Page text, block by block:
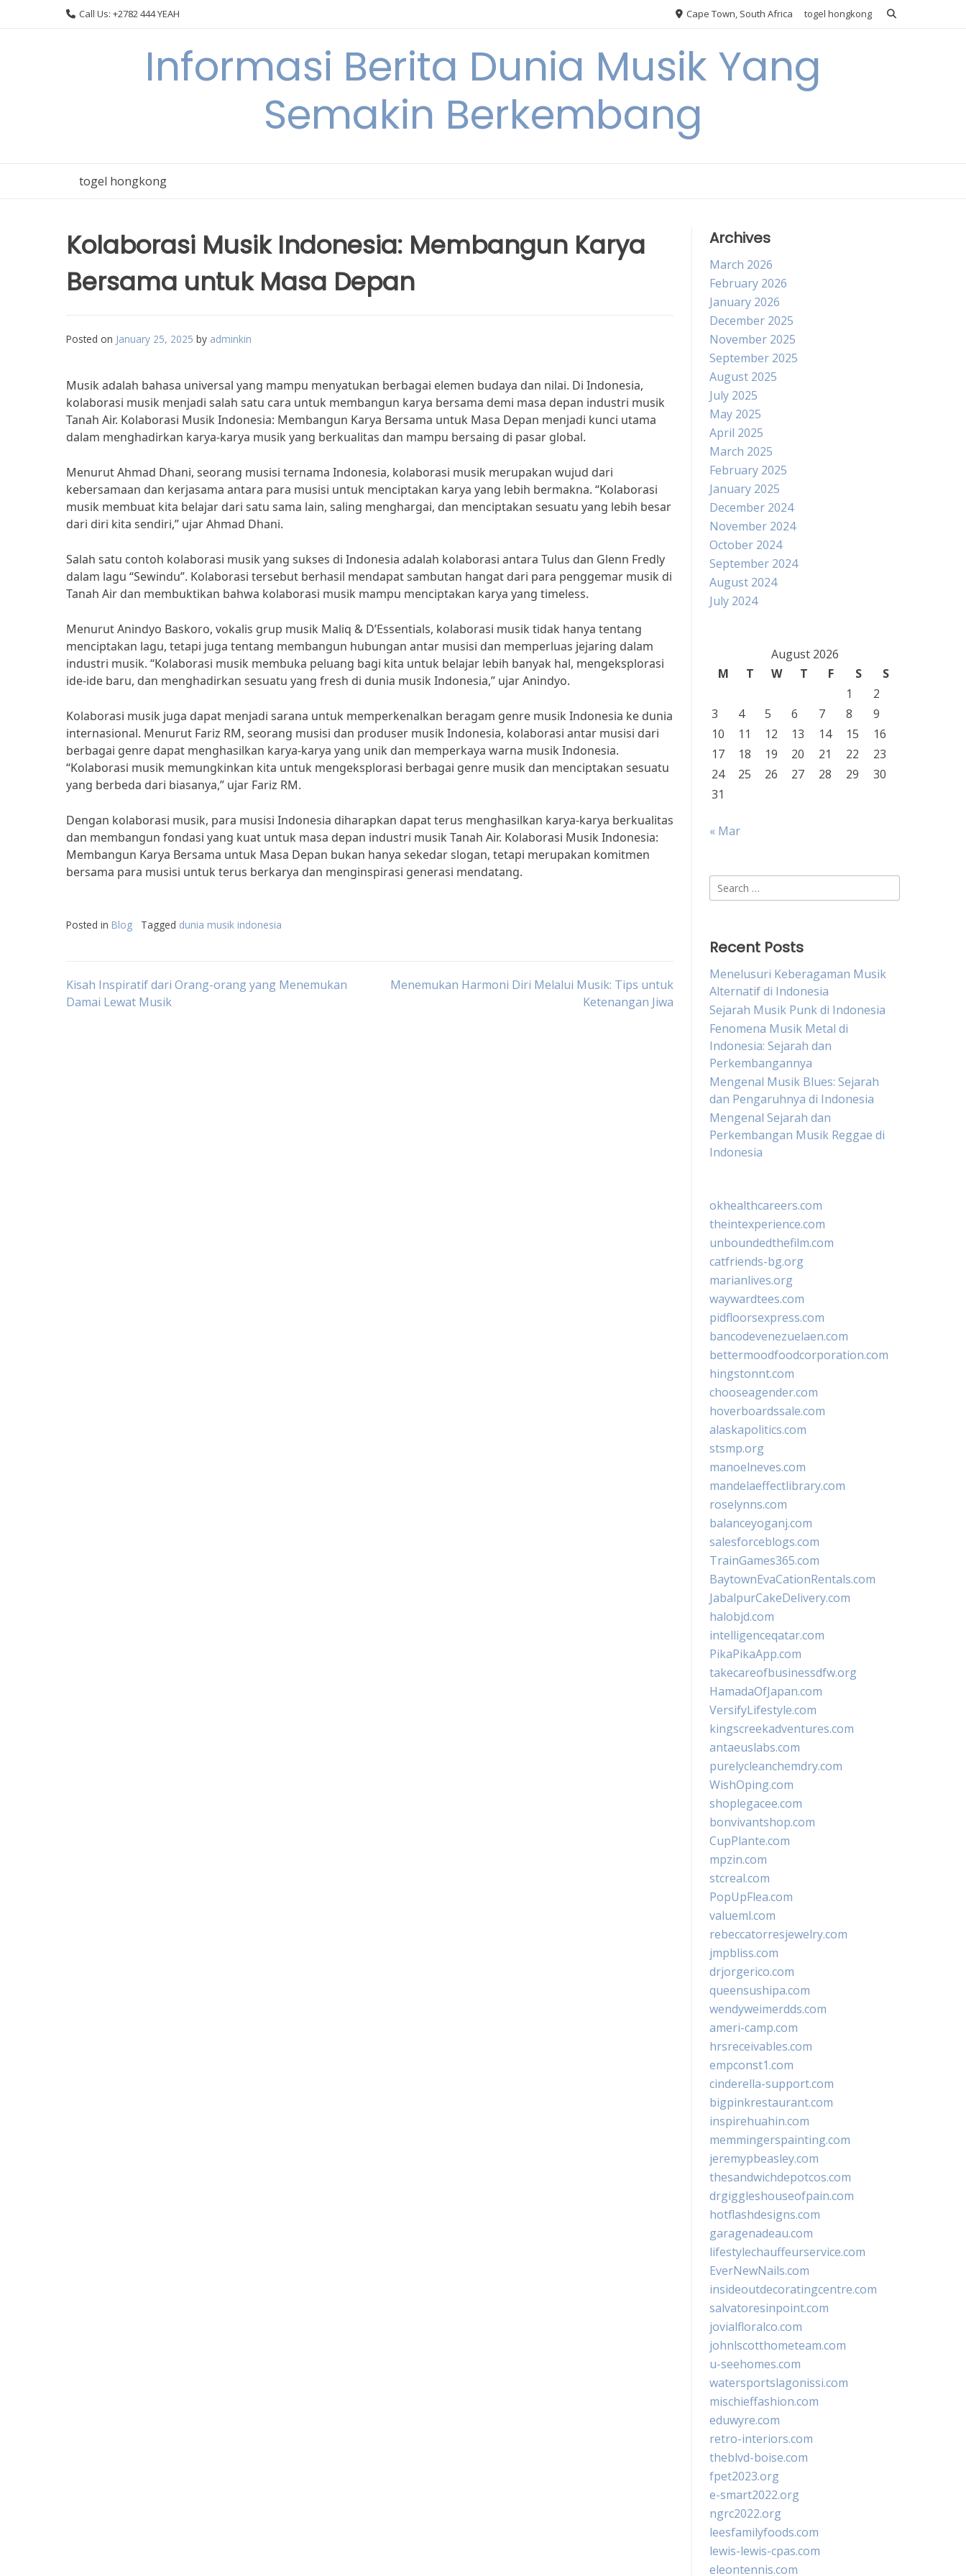
Call Us: +2782 444 YEAH Cape Town, South Africa togel hongkong
Informasi Berita Dunia Musik Yang
Semakin Berkembang
togel hongkong
Kolaborasi Musik Indonesia: Membangun Karya
Bersama untuk Masa Depan
Posted on January 25, 2025 by adminkin
Musik adalah bahasa universal yang mampu menyatukan berbagai elemen budaya dan nilai. Di Indonesia,
kolaborasi musik menjadi salah satu cara untuk membangun karya bersama demi masa depan industri musik
Tanah Air. Kolaborasi Musik Indonesia: Membangun Karya Bersama untuk Masa Depan menjadi kunci utama
dalam menghadirkan karya-karya musik yang berkualitas dan mampu bersaing di pasar global.
Menurut Ahmad Dhani, seorang musisi ternama Indonesia, kolaborasi musik merupakan wujud dari
kebersamaan dan kerjasama antara para musisi untuk menciptakan karya yang lebih bermakna. “Kolaborasi
musik membuat kita belajar dari satu sama lain, saling menghargai, dan menciptakan sesuatu yang lebih besar
dari diri kita sendiri,” ujar Ahmad Dhani.
Salah satu contoh kolaborasi musik yang sukses di Indonesia adalah kolaborasi antara Tulus dan Glenn Fredly
dalam lagu “Sewindu”. Kolaborasi tersebut berhasil mendapat sambutan hangat dari para penggemar musik di
Tanah Air dan membuktikan bahwa kolaborasi musik mampu menciptakan karya yang timeless.
Menurut Anindyo Baskoro, vokalis grup musik Maliq & D’Essentials, kolaborasi musik tidak hanya tentang
menciptakan lagu, tetapi juga tentang membangun hubungan antar musisi dan memperluas jejaring dalam
industri musik. “Kolaborasi musik membuka peluang bagi kita untuk belajar lebih banyak hal, mengeksplorasi
ide-ide baru, dan menghadirkan sesuatu yang fresh di dunia musik Indonesia,” ujar Anindyo.
Kolaborasi musik juga dapat menjadi sarana untuk memperkenalkan beragam genre musik Indonesia ke dunia
internasional. Menurut Fariz RM, seorang musisi dan produser musik Indonesia, kolaborasi antar musisi dari
berbagai genre dapat menghasilkan karya-karya yang unik dan memperkaya warna musik Indonesia.
“Kolaborasi musik memungkinkan kita untuk mengeksplorasi berbagai genre musik dan menciptakan sesuatu
yang berbeda dari biasanya,” ujar Fariz RM.
Dengan kolaborasi musik, para musisi Indonesia diharapkan dapat terus menghasilkan karya-karya berkualitas
dan membangun fondasi yang kuat untuk masa depan industri musik Tanah Air. Kolaborasi Musik Indonesia:
Membangun Karya Bersama untuk Masa Depan bukan hanya sekedar slogan, tetapi merupakan komitmen
bersama para musisi untuk terus berkarya dan menginspirasi generasi mendatang.
Posted in Blog Tagged dunia musik indonesia
Post
Kisah Inspiratif dari Orang-orang yang Menemukan
Damai Lewat Musik
Menemukan Harmoni Diri Melalui Musik: Tips untuk
Ketenangan Jiwa
Archives
March 2026
February 2026
January 2026
December 2025
November 2025
September 2025
August 2025
July 2025
May 2025
April 2025
March 2025
February 2025
January 2025
December 2024
November 2024
October 2024
September 2024
August 2024
July 2024
August 2026
M
T W T F S
S
1
2
3
4 5 6 7 8
9
10
11 12 13 14 15
16
17
18 19 20 21 22
23
24
25 26 27 28 29
30
31
« Mar
Search
for:
Recent Posts
Menelusuri Keberagaman Musik
Alternatif di Indonesia
Sejarah Musik Punk di Indonesia
Fenomena Musik Metal di
Indonesia: Sejarah dan
Perkembangannya
Mengenal Musik Blues: Sejarah
dan Pengaruhnya di Indonesia
Mengenal Sejarah dan
Perkembangan Musik Reggae di
Indonesia
okhealthcareers.com
theintexperience.com
unboundedthefilm.com
catfriends-bg.org
marianlives.org
waywardtees.com
pidfloorsexpress.com
bancodevenezuelaen.com
bettermoodfoodcorporation.com
hingstonnt.com
chooseagender.com
hoverboardssale.com
alaskapolitics.com
stsmp.org
manoelneves.com
mandelaeffectlibrary.com
roselynns.com
balanceyoganj.com
salesforceblogs.com
TrainGames365.com
BaytownEvaCationRentals.com
JabalpurCakeDelivery.com
halobjd.com
intelligenceqatar.com
PikaPikaApp.com
takecareofbusinessdfw.org
HamadaOfJapan.com
VersifyLifestyle.com
kingscreekadventures.com
antaeuslabs.com
purelycleanchemdry.com
WishOping.com
shoplegacee.com
bonvivantshop.com
CupPlante.com
mpzin.com
stcreal.com
PopUpFlea.com
valueml.com
rebeccatorresjewelry.com
jmpbliss.com
drjorgerico.com
queensushipa.com
wendyweimerdds.com
ameri-camp.com
hrsreceivables.com
empconst1.com
cinderella-support.com
bigpinkrestaurant.com
inspirehuahin.com
memmingerspainting.com
jeremypbeasley.com
thesandwichdepotcos.com
drgiggleshouseofpain.com
hotflashdesigns.com
garagenadeau.com
lifestylechauffeurservice.com
EverNewNails.com
insideoutdecoratingcentre.com
salvatoresinpoint.com
jovialfloralco.com
johnlscotthometeam.com
u-seehomes.com
watersportslagonissi.com
mischieffashion.com
eduwyre.com
retro-interiors.com
theblvd-boise.com
fpet2023.org
e-smart2022.org
ngrc2022.org
leesfamilyfoods.com
lewis-lewis-cpas.com
eleontennis.com